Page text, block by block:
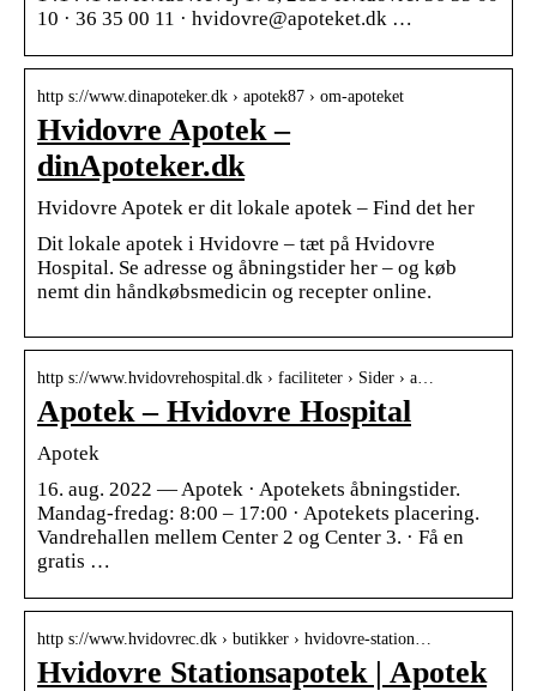
10 · 36 35 00 11 · hvidovre@apoteket.dk …
http s://www.dinapoteker.dk › apotek87 › om-apoteket
Hvidovre Apotek –
dinApoteker.dk
Hvidovre Apotek er dit lokale apotek – Find det her
Dit lokale apotek i Hvidovre – tæt på Hvidovre
Hospital. Se adresse og åbningstider her – og køb
nemt din håndkøbsmedicin og recepter online.
http s://www.hvidovrehospital.dk › faciliteter › Sider › a…
Apotek – Hvidovre Hospital
Apotek
16. aug. 2022 — Apotek · Apotekets åbningstider.
Mandag-​fredag: 8:00 – 17:00 · Apotekets placering.
Vandrehallen mellem Center 2 og Center 3. · Få en
gratis …
http s://www.hvidovrec.dk › butikker › hvidovre-station…
Hvidovre Stationsapotek | Apotek